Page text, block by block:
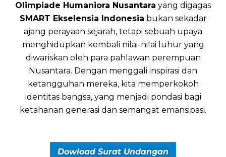
Olimpiade Humaniora Nusantara yang digagas
SMART Ekselensia Indonesia bukan sekadar
ajang perayaan sejarah, tetapi sebuah upaya
menghidupkan kembali nilai-nilai luhur yang
diwariskan oleh para pahlawan perempuan
Nusantara. Dengan menggali inspirasi dan
ketangguhan mereka, kita memperkokoh
identitas bangsa, yang menjadi pondasi bagi
ketahanan generasi dan semangat emansipasi.
Dowload Surat Undangan